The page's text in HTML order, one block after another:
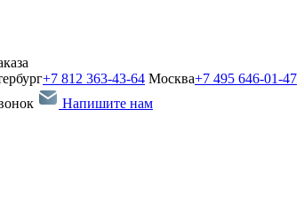
+7 812 363-43-64 Москва+7 495 646-01-47
Напишите нам